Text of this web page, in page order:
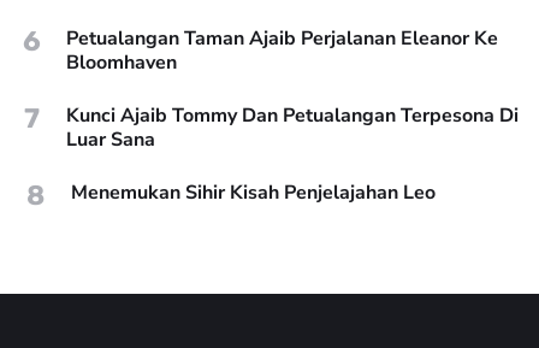
6
Petualangan Taman Ajaib Perjalanan Eleanor Ke
Bloomhaven
7
Kunci Ajaib Tommy Dan Petualangan Terpesona Di
Luar Sana
8 Menemukan Sihir Kisah Penjelajahan Leo